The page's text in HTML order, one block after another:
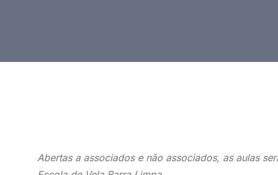
Abertas a associados e não associados, as aulas